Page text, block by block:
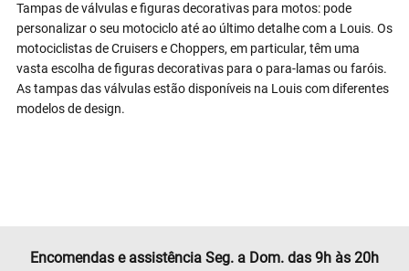
Tampas de válvulas e figuras decorativas para motos: pode
personalizar o seu motociclo até ao último detalhe com a Louis. Os
motociclistas de Cruisers e Choppers, em particular, têm uma
vasta escolha de figuras decorativas para o para-lamas ou faróis.
As tampas das válvulas estão disponíveis na Louis com diferentes
modelos de design.
Encomendas e assistência Seg. a Dom. das 9h às 20h